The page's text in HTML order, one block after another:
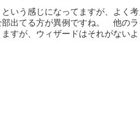
いう感じになってますが、よく
出てる方が異例ですね。 他のラ
すが、ウィザードはそれがないよ